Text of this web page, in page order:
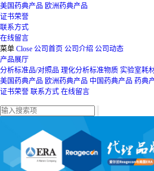
美国药典产品 欧洲药典产品
证书荣誉
联系方式
在线留言
菜单 Close 公司首页 公司介绍 公司动态
产品展厅
分析标准品/对照品 理化分析标准物质 实验室耗
美国药典产品 欧洲药典产品 中国药典产品 药典
证书荣誉 联系方式 在线留言